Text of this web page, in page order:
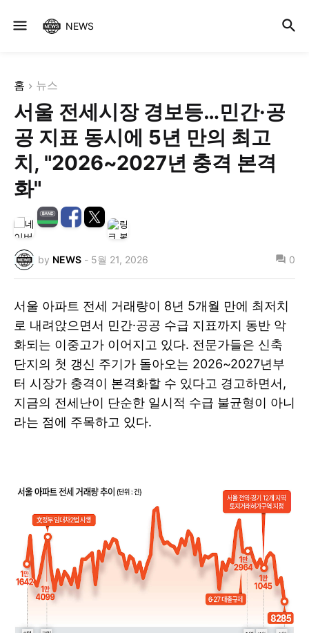
NEWS
홈 뉴스
서울 전세시장 경보등…민간·공
공 지표 동시에 5년 만의 최고
치, "2026~2027년 충격 본격
화"
by NEWS - 5월 21, 2026 0
서울 아파트 전세 거래량이 8년 5개월 만에 최저치
로 내려앉으면서 민간·공공 수급 지표까지 동반 악
화되는 이중고가 이어지고 있다. 전문가들은 신축
단지의 첫 갱신 주기가 돌아오는 2026~2027년부
터 시장가 충격이 본격화할 수 있다고 경고하면서,
지금의 전세난이 단순한 일시적 수급 불균형이 아니
라는 점에 주목하고 있다.